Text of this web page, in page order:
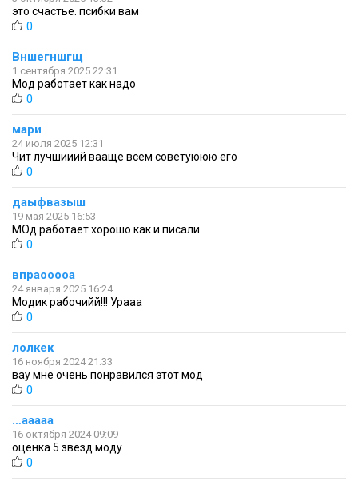
это счастье. псибки вам
0
Вншегншгщ
1 сентября 2025 22:31
Мод работает как надо
0
мари
24 июля 2025 12:31
Чит лучшииий вааще всем советуююю его
0
даыфвазыш
19 мая 2025 16:53
МОд работает хорошо как и писали
0
впраооооа
24 января 2025 16:24
Модик рабочийй!!! Урааа
0
лолкек
16 ноября 2024 21:33
вау мне очень понравился этот мод
0
…ааааа
16 октября 2024 09:09
оценка 5 звёзд моду
0